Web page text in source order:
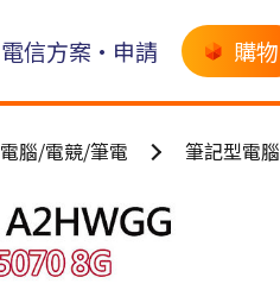
電信方案•申請 購物
電腦/電競/筆電 筆記型電腦